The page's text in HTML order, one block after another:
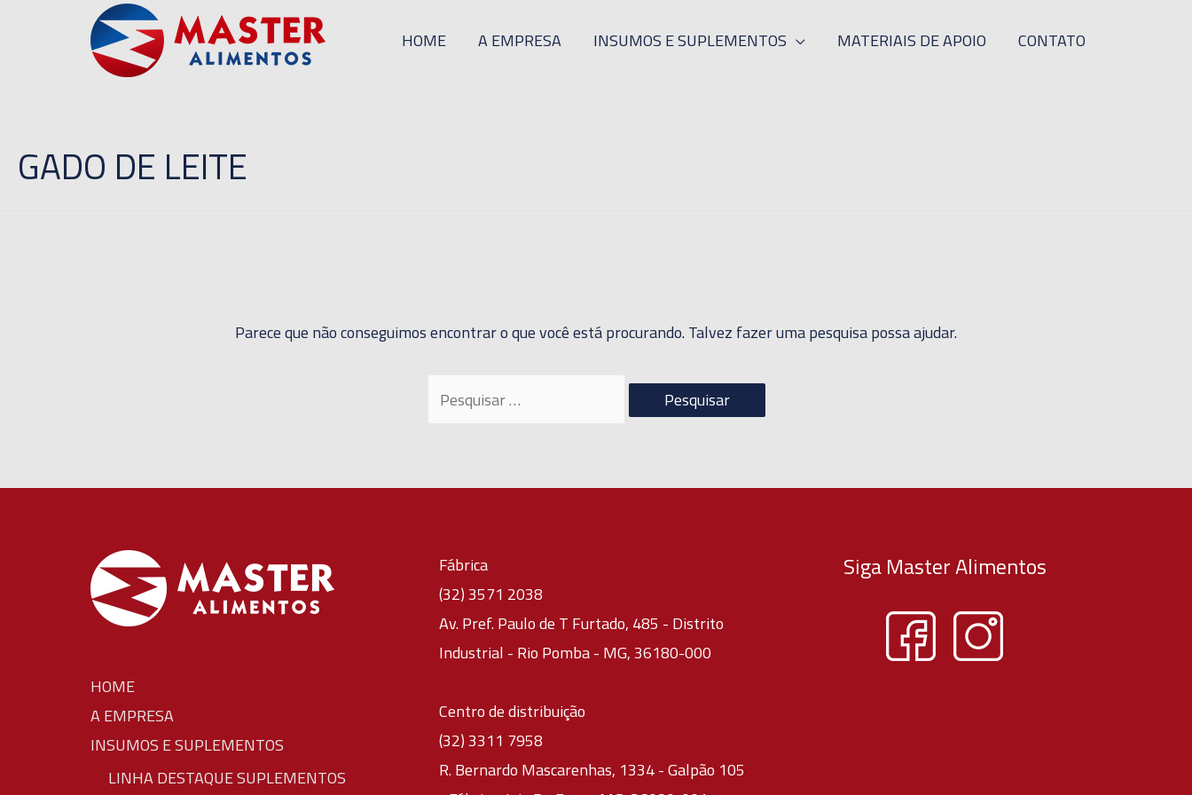
HOME A EMPRESA INSUMOS E SUPLEMENTOS MATERIAIS DE APOIO CONTATO
GADO DE LEITE
Parece que não conseguimos encontrar o que você está procurando. Talvez fazer uma pesquisa possa ajudar.
Pesquisar
HOME
A EMPRESA
INSUMOS E SUPLEMENTOS
LINHA DESTAQUE SUPLEMENTOS
Fábrica
(32) 3571 2038
Av. Pref. Paulo de T Furtado, 485 - Distrito
Industrial - Rio Pomba - MG, 36180-000
Centro de distribuição
(32) 3311 7958
R. Bernardo Mascarenhas, 1334 - Galpão 105
Siga Master Alimentos